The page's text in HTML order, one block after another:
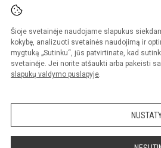
Šioje svetainėje naudojame slapukus
kokybę, analizuoti svetainės naudojimą ir
mygtuką „Sutinku“, jūs patvirtinate, kad
svetainėje. Jei norite atšaukti arba pakeisti
slapukų valdymo puslapyje.